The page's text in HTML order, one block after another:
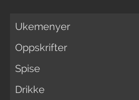
Ukemenyer
Oppskrifter
Spise
Drikke